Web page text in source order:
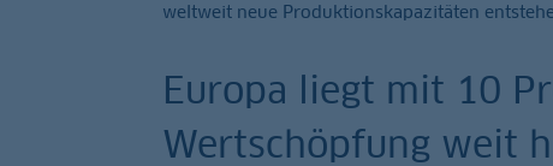
weltweit neue Produktionskapazitäten
Europa liegt mit 10
Wertschöpfung weit